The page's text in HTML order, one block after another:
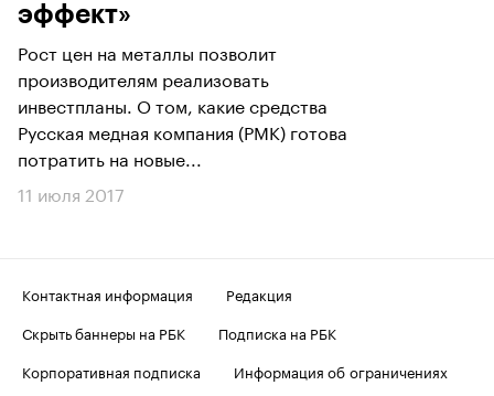
эффект»
Рост цен на металлы позволит
производителям реализовать
инвестпланы. О том, какие средства
Русская медная компания (РМК) готова
потратить на новые...
11 июля 2017
Контактная информация
Редакция
Скрыть баннеры на РБК
Подписка на РБК
Корпоративная подписка
Информация об ограничениях